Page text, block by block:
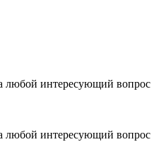
любой интересующий вопрос
любой интересующий вопрос